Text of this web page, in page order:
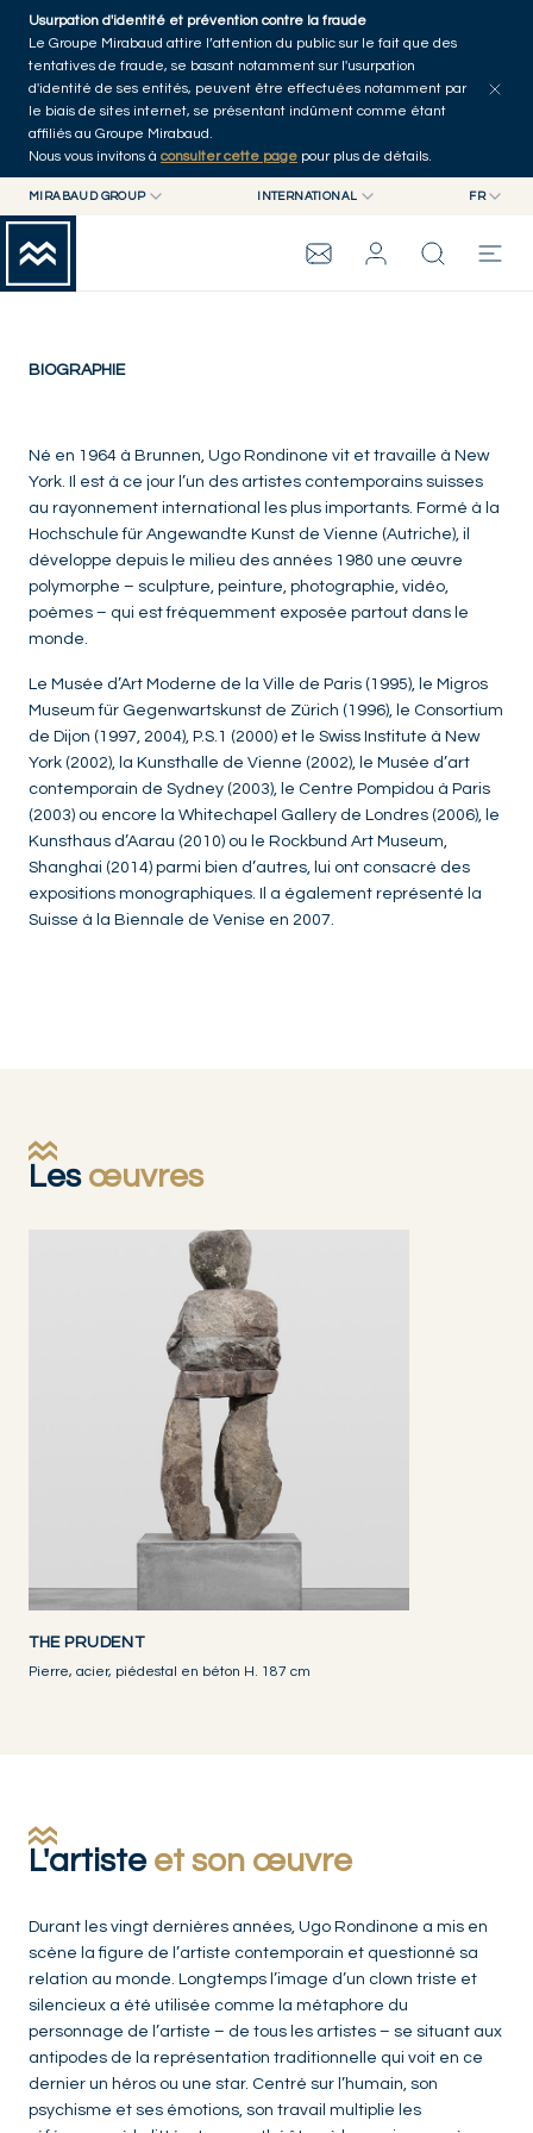
Skip to main content
Usurpation d'identité et prévention contre la fraude
Le Groupe Mirabaud attire l’attention du public sur le fait que des
tentatives de fraude, se basant notamment sur l'usurpation
d'identité de ses entités, peuvent être effectuées notamment par
le biais de sites internet, se présentant indûment comme étant
affiliés au Groupe Mirabaud.
Nous vous invitons à consulter cette page pour plus de détails.
MIRABAUD GROUP
MIRABAUD ASSET MANAGEMENT
MIRABAUD INVESTMENTS
INTERNATIONAL FR
FR
GROUPE MIRABAUD
ART CONTEMPORAIN
Ugo Rondinone
Suisse
BIOGRAPHIE
Né en 1964 à Brunnen, Ugo Rondinone vit et travaille à New
York. Il est à ce jour l’un des artistes contemporains suisses
au rayonnement international les plus importants. Formé à la
Hochschule für Angewandte Kunst de Vienne (Autriche), il
développe depuis le milieu des années 1980 une œuvre
polymorphe – sculpture, peinture, photographie, vidéo,
poèmes – qui est fréquemment exposée partout dans le
monde.
Le Musée d’Art Moderne de la Ville de Paris (1995), le Migros
Museum für Gegenwartskunst de Zürich (1996), le Consortium
de Dijon (1997, 2004), P.S.1 (2000) et le Swiss Institute à New
York (2002), la Kunsthalle de Vienne (2002), le Musée d’art
contemporain de Sydney (2003), le Centre Pompidou à Paris
(2003) ou encore la Whitechapel Gallery de Londres (2006), le
Kunsthaus d’Aarau (2010) ou le Rockbund Art Museum,
Shanghai (2014) parmi bien d’autres, lui ont consacré des
expositions monographiques. Il a également représenté la
Suisse à la Biennale de Venise en 2007.
Les œuvres
THE PRUDENT
Pierre, acier, piédestal en béton H. 187 cm
L'artiste et son œuvre
Durant les vingt dernières années, Ugo Rondinone a mis en
scène la figure de l’artiste contemporain et questionné sa
relation au monde. Longtemps l’image d’un clown triste et
silencieux a été utilisée comme la métaphore du
personnage de l’artiste – de tous les artistes – se situant aux
antipodes de la représentation traditionnelle qui voit en ce
dernier un héros ou une star. Centré sur l’humain, son
psychisme et ses émotions, son travail multiplie les